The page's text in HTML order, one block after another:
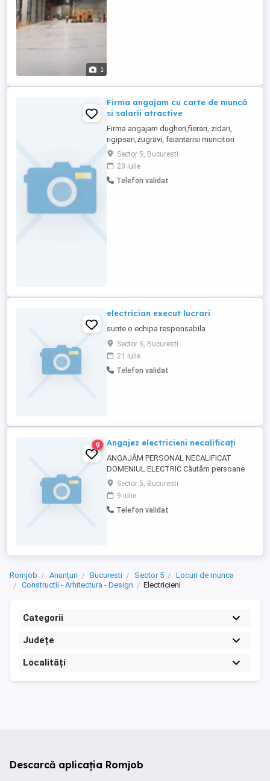
1
Firma angajam cu carte de muncă
si salarii atractive
Firma angajam dugheri,fierari, zidari,
rigipsari,zugravi, faiantarisi muncitori
necalificați cu carte de munca . Rog
seriozitate!
Sector 5, Bucuresti
23 iulie
Telefon validat
electrician execut lucrari
sunte o echipa responsabila
Sector 5, Bucuresti
21 iulie
Telefon validat
9 Angajez electricieni necalificați
ANGAJĂM PERSONAL NECALIFICAT
DOMENIUL ELECTRIC Căutăm persoane
serioase și dornice să învețe pentru postul
de muncitor necalificat în domeniul
instalațiilor electrice. Cerințe: * Seriozitate
și responsabilitate; * Dorință de a învăța și
Sector 5, Bucuresti
9 iulie
Telefon validat
Romjob Anunțuri Bucuresti Sector 5
Locuri de munca
Constructii - Arhitectura - Design
Electricieni
Categorii
Județe
Localități
Descarcă aplicația Romjob